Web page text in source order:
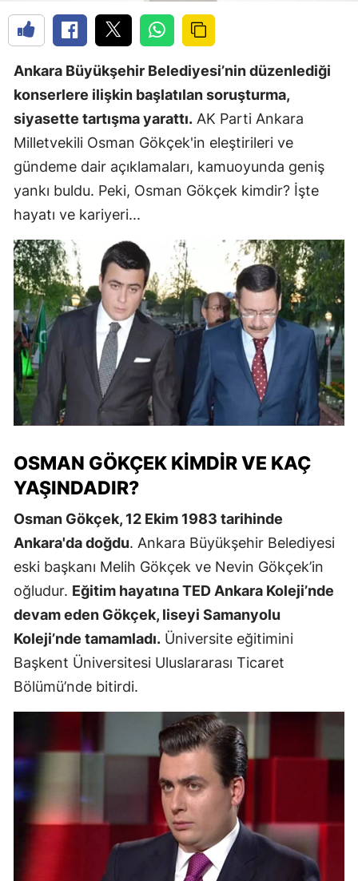
Ankara Büyükşehir Belediyesi’nin düzenlediği
konserlere ilişkin başlatılan soruşturma,
siyasette tartışma yarattı. AK Parti Ankara
Milletvekili Osman Gökçek'in eleştirileri ve
gündeme dair açıklamaları, kamuoyunda geniş
yankı buldu. Peki, Osman Gökçek kimdir? İşte
hayatı ve kariyeri...
OSMAN GÖKÇEK KIMDIR VE KAÇ
YAŞINDADIR?
Osman Gökçek, 12 Ekim 1983 tarihinde
Ankara'da doğdu. Ankara Büyükşehir Belediyesi
eski başkanı Melih Gökçek ve Nevin Gökçek’in
oğludur. Eğitim hayatına TED Ankara Koleji’nde
devam eden Gökçek, liseyi Samanyolu
Koleji’nde tamamladı. Üniversite eğitimini
Başkent Üniversitesi Uluslararası Ticaret
Bölümü’nde bitirdi.